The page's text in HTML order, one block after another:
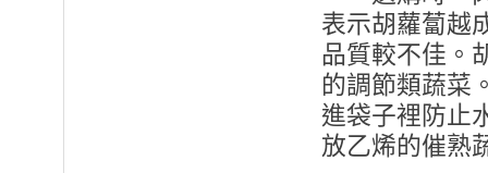
表示胡蘿蔔越
品質較不佳。
的調節類蔬菜
進袋子裡防止
放乙烯的催熟